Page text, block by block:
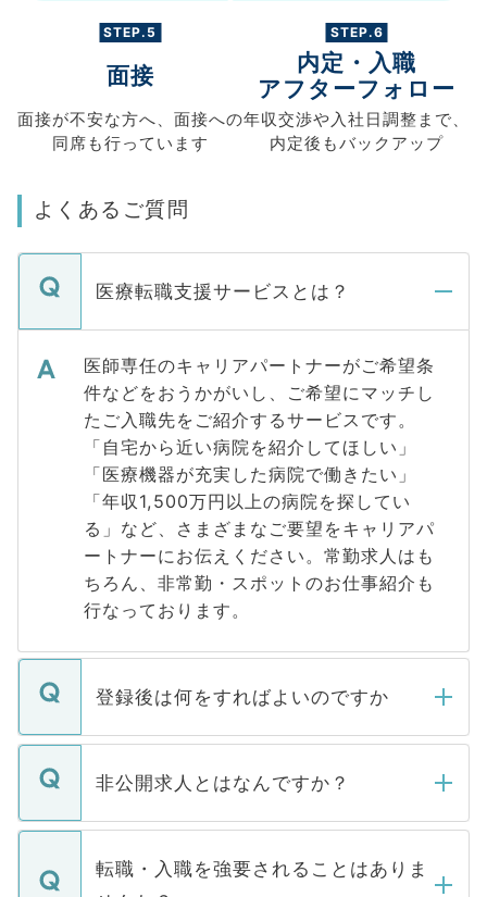
STEP.5
面接
面接が不安な方へ、 面接への
同席も行っています
STEP.6
内定・入職
アフターフォロー
年収交渉や入社日調整まで、
内定後もバックアップ
よくあるご質問
医療転職支援サービスとは？
医師専任のキャリアパートナーがご希望条
件などをおうかがいし、ご希望にマッチし
たご入職先をご紹介するサービスです。
「自宅から近い病院を紹介してほしい」
「医療機器が充実した病院で働きたい」
「年収1,500万円以上の病院を探してい
る」など、さまざまなご要望をキャリアパ
ートナーにお伝えください。常勤求人はも
ちろん、非常勤・スポットのお仕事紹介も
行なっております。
登録後は何をすればよいのですか
ご登録いただきましたら、弊社担当者がご
登録内容を確認し、その後メールもしくは
ます。通常、5営業日以内にはご連絡をせて
いただきますので、しばらくお待ちくださ
非公開求人とはなんですか？
マイナビDOCTORで取り扱っている求人の
うち約3割は、Webサイトからご覧いただ
けない「非公開求人」です。非公開求人は
転職・入職を強要されることはありま